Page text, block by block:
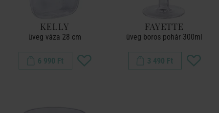
KELLY
üveg váza 28 cm
6 990 Ft
FAYETTE
üveg boros pohár 300ml
3 490 Ft